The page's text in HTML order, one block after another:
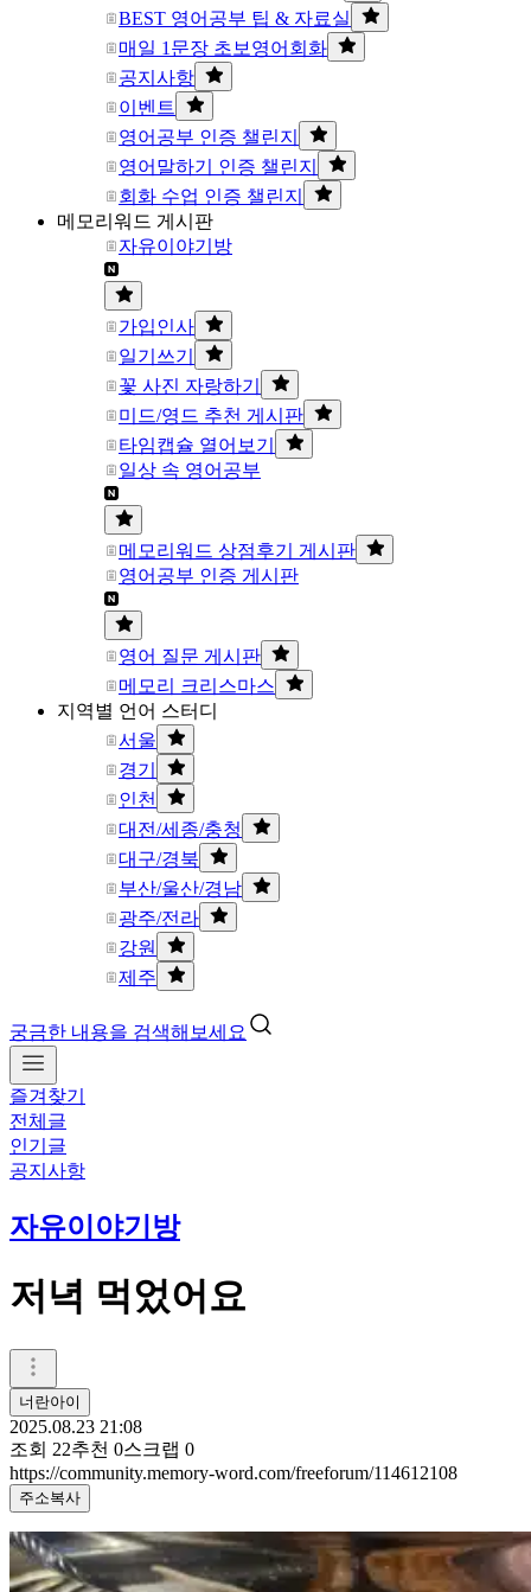
BEST 영어공부 팁 & 자료실
매일 1문장 초보영어회화
공지사항
이벤트
영어공부 인증 챌린지
영어말하기 인증 챌린지
회화 수업 인증 챌린지
메모리워드 게시판
자유이야기방
가입인사
일기쓰기
꽃 사진 자랑하기
미드/영드 추천 게시판
타임캡슐 열어보기
일상 속 영어공부
메모리워드 상점후기 게시판
영어공부 인증 게시판
영어 질문 게시판
메모리 크리스마스
지역별 언어 스터디
서울
경기
인천
대전/세종/충청
대구/경북
부산/울산/경남
광주/전라
강원
제주
궁금한 내용을 검색해보세요
즐겨찾기
전체글
인기글
공지사항
자유이야기방
저녁 먹었어요
너란아이
2025.08.23 21:08
조회 22추천 0스크랩 0
https://community.memory-word.com/freeforum/114612108
주소복사